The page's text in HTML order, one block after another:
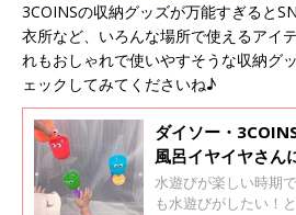
3COINSの収納グッズが万能すぎると
衣所など、いろんな場所で使えるアイ
れもおしゃれで使いやすそうな収納グ
ェックしてみてくださいね♪
ダイソー・
風呂イヤイヤさん
5選
水遊びが楽しい時期
も水遊びがしたい！